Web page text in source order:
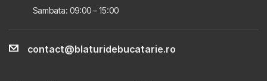
Sambata: 09:00 – 15:00
contact@blaturidebucatarie.ro